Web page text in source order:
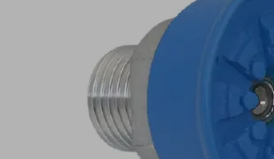
strength)